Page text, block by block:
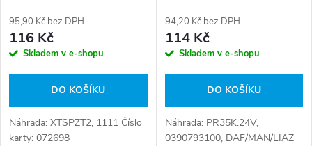
95,90 Kč bez DPH
116 Kč
Skladem v e-shopu
DO KOŠÍKU
Náhrada: XTSPZT2, 1111 Číslo
karty: 072698
94,20 Kč bez DPH
114 Kč
Skladem v e-shopu
DO KOŠÍKU
Náhrada: PR35K.24V,
0390793100, DAF/MAN/LIAZ